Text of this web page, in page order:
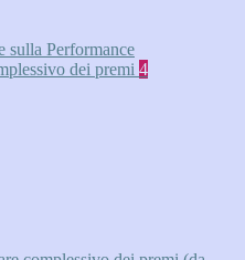
sulla Performance
dei premi 4